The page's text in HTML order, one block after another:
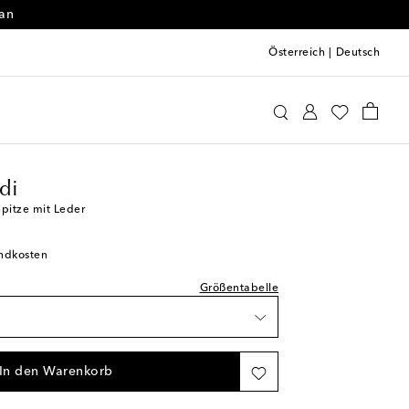
Österreich Deutsch
mit Leder
Größentabelle
In den Warenkorb